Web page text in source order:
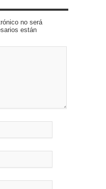
no será
están